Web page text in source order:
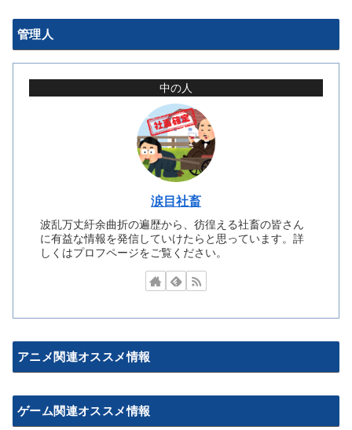
管理人
中の人
涙目社畜
波乱万丈紆余曲折の遍歴から、彷徨える社畜の皆さん
に有益な情報を発信していけたらと思っています。詳
しくはプロフページをご覧ください。
アニメ関連オススメ情報
ゲーム関連オススメ情報